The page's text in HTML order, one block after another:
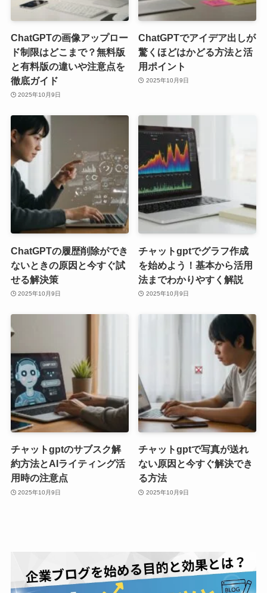
ChatGPTの画像アップロー
ド制限はどこまで？無料版
と有料版の違いや注意点を
徹底ガイド
2025年10月9日
ChatGPTでアイデア出しが
驚くほどはかどる方法と活
用ポイント
2025年10月9日
ChatGPTの履歴削除ができ
ないときの原因と今すぐ試
せる解決策
2025年10月9日
チャットgptでグラフ作成
を始めよう！基本から活用
法までわかりやすく解説
2025年10月9日
チャットgptのサブスク解
約方法とAIライティング活
用時の注意点
2025年10月9日
チャットgptで写真が送れ
ない原因と今すぐ解決でき
る方法
2025年10月9日